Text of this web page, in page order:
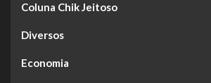
Coluna Chik Jeitoso
Diversos
Economia